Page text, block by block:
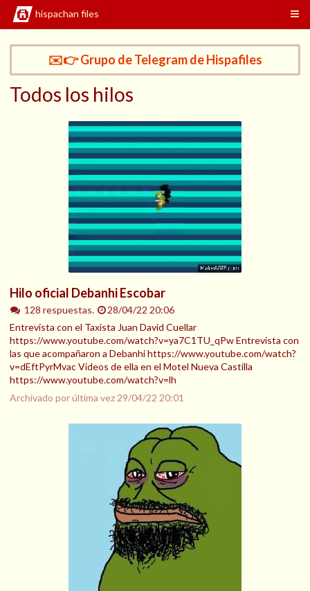
hispachan files
✉️👉 Grupo de Telegram de Hispafiles
Todos los hilos
Hilo oficial Debanhi Escobar
128 respuestas.
28/04/22 20:06
Entrevista con el Taxista Juan David Cuellar
https://www.youtube.com/watch?v=ya7C1TU_qPw Entrevista con
las que acompañaron a Debanhi https://www.youtube.com/watch?
v=dEftPyrMvac Videos de ella en el Motel Nueva Castilla
https://www.youtube.com/watch?v=lh
Archivado por última vez 29/04/22 20:01